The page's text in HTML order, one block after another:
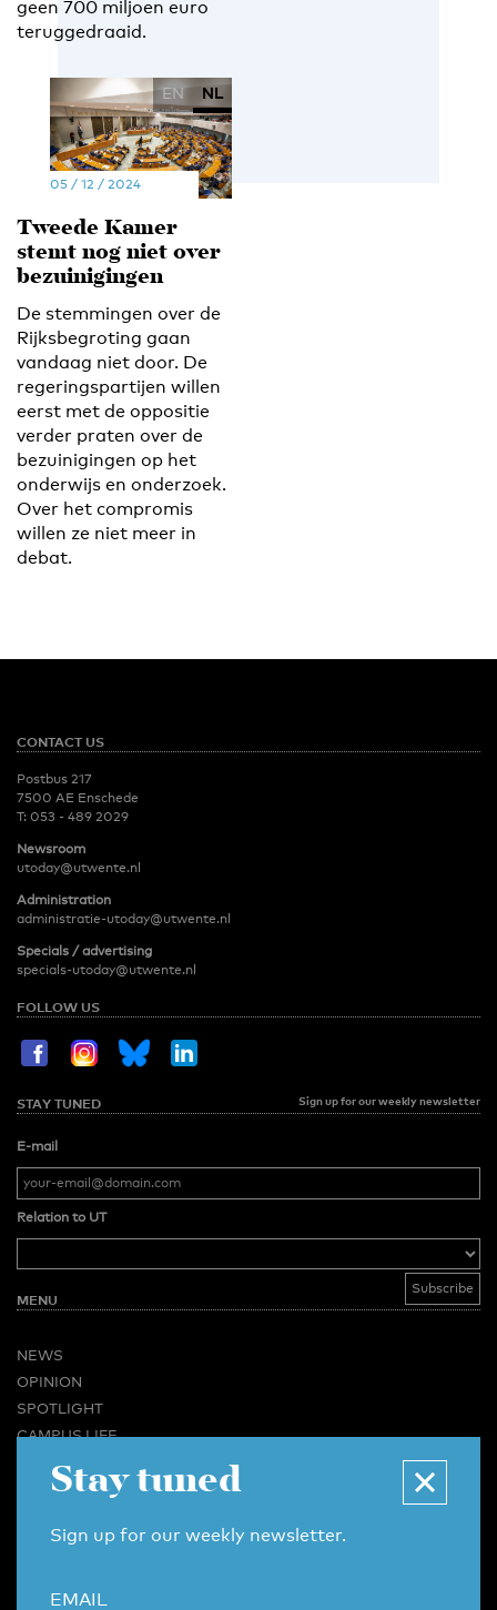
geen 700 miljoen euro
teruggedraaid.
EN NL
05 / 12 / 2024
Tweede Kamer
stemt nog niet over
bezuinigingen
De stemmingen over de
Rijksbegroting gaan
vandaag niet door. De
regeringspartijen willen
eerst met de oppositie
verder praten over de
bezuinigingen op het
onderwijs en onderzoek.
Over het compromis
willen ze niet meer in
debat.
CONTACT US
Postbus 217
7500 AE Enschede
T: 053 - 489 2029
Newsroom
utoday@utwente.nl
Administration
administratie-utoday@utwente.nl
Specials / advertising
specials-utoday@utwente.nl
FOLLOW US
STAY TUNED Sign up for our weekly newsletter
E-mail
Relation to UT
MENU
NEWS
OPINION
SPOTLIGHT
CAMPUS LIFE
BUSINESS & CAREER
Stay tuned
Sign up for our weekly newsletter.
EMAIL